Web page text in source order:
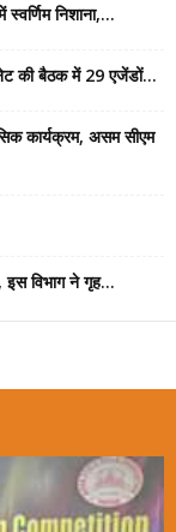
निशाना,...
की बैठक में 29 एजेंडों...
कार्यक्रम, असम सीएम
इस विभाग ने गृह...